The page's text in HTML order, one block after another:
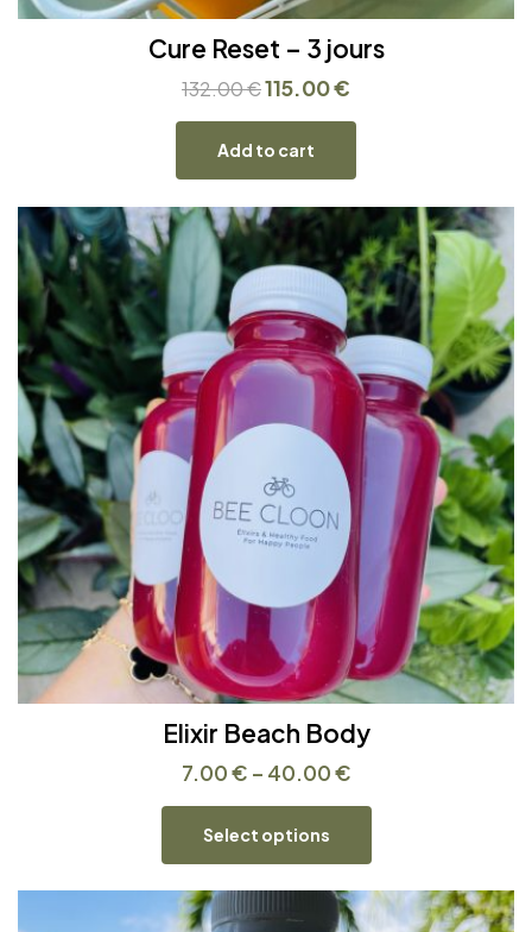
Cure Reset – 3 jours
132.00€115.00€
Add to cart
Elixir Beach Body
7.00€ – 40.00€
Select options